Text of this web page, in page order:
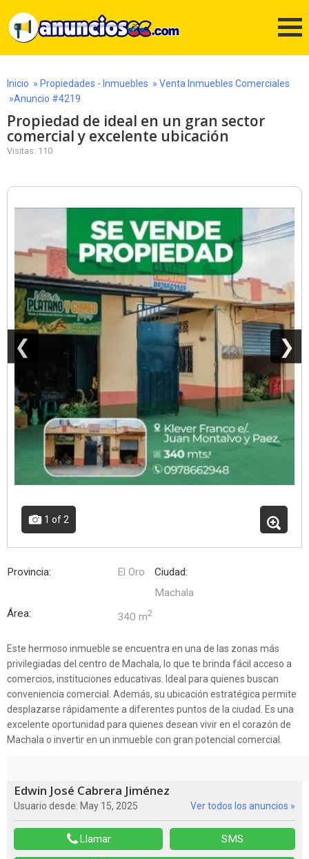
Inicio » Propiedades - Inmuebles » Venta Inmuebles Comerciales
»Anuncio #4219
Propiedad de ideal en un gran sector
comercial y excelente ubicación
Visitas: 110
❮ ❯
1 of 2
Provincia: El Oro
Ciudad:
Machala
Área:
340 m2
Este hermoso inmueble se encuentra en una de las zonas más
privilegiadas del centro de Machala, lo que te brinda fácil acceso a
comercios, instituciones educativas. Ideal para quienes buscan
conveniencia comercial. Además, su ubicación estratégica permite
desplazarse rápidamente a diferentes puntos de la ciudad. Es una
excelente oportunidad para quienes desean vivir en el corazón de
Machala o invertir en un inmueble con gran potencial comercial.
Edwin José Cabrera Jiménez
Usuario desde: May 15, 2025 Ver todos los anuncios »
Llamar SMS